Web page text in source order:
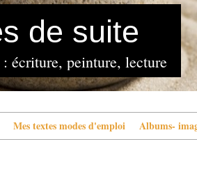
de suite
écriture, peinture, lecture
Mes textes modes d'emploi Albums-